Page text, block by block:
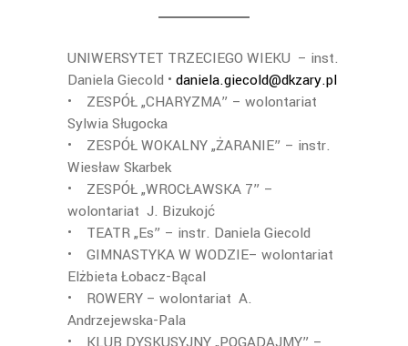
UNIWERSYTET TRZECIEGO WIEKU – inst.
Daniela Giecold • daniela.giecold@dkzary.pl
• ZESPÓŁ „CHARYZMA” – wolontariat
Sylwia Sługocka
• ZESPÓŁ WOKALNY „ŻARANIE” – instr.
Wiesław Skarbek
• ZESPÓŁ „WROCŁAWSKA 7” –
wolontariat J. Bizukojć
• TEATR „Es” – instr. Daniela Giecold
• GIMNASTYKA W WODZIE– wolontariat
Elżbieta Łobacz-Bącal
• ROWERY – wolontariat A.
Andrzejewska-Pala